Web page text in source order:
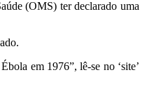
(OMS) ter declarado uma
em 1976”, lê-se no ‘site’